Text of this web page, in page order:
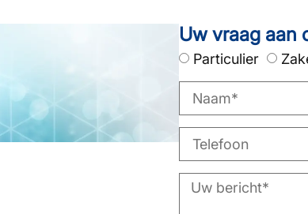
Uw vraag aan
Particulier